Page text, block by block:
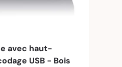
avec haut-
USB - Bois